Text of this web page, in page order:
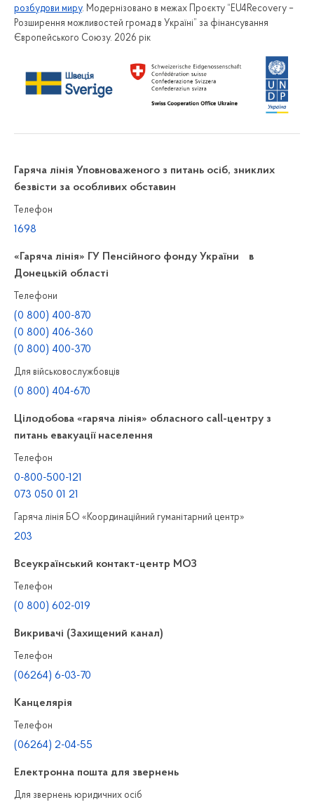
розбудови миру. Модернізовано в межах Проєкту “EU4Recovery –
Розширення можливостей громад в Україні” за фінансування
Європейського Союзу. 2026 рік
Гаряча лінія Уповноваженого з питань осіб, зниклих
безвісти за особливих обставин
Телефон
1698
«Гаряча лінія» ГУ Пенсійного фонду України в
Донецькій області
Телефони
(0 800) 400-870
(0 800) 406-360
(0 800) 400-370
Для військовослужбовців
(0 800) 404-670
Цілодобова «гаряча лінія» обласного call-центру з
питань евакуації населення
Телефон
0-800-500-121
073 050 01 21
Гаряча лінія БО «Координаційний гуманітарний центр»
203
Всеукраїнський контакт-центр МОЗ
Телефон
(0 800) 602-019
Викривачі (Захищений канал)
Телефон
(06264) 6-03-70
Канцелярiя
Телефон
(06264) 2-04-55
Електронна пошта для звернень
Для звернень юридичних осiб